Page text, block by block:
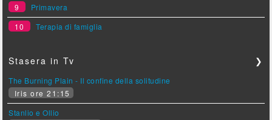
9
Primavera
10
Terapia di famiglia
Stasera in Tv ❯
The Burning Plain - Il confine della solitudine
Iris ore 21:15
Stanlio e Ollio